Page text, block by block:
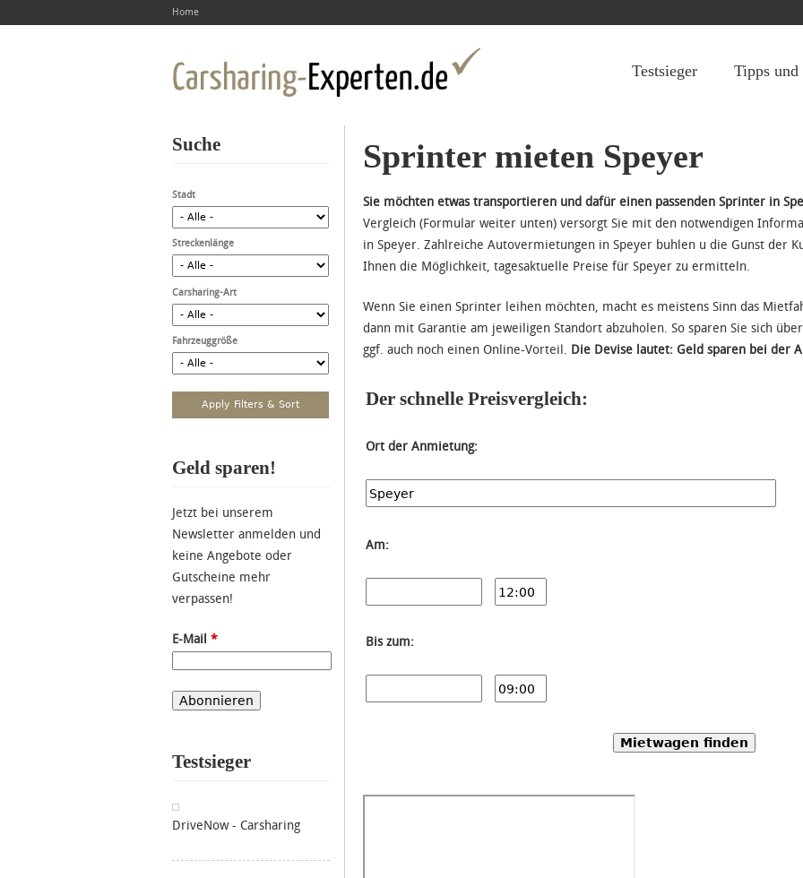
Home
Testsieger Tipps
Sprinter mieten Speyer
Sie möchten etwas transportieren und dafür einen passenden Sprinter in
Vergleich (Formular weiter unten) versorgt Sie mit den notwendigen
in Speyer. Zahlreiche Autovermietungen in Speyer buhlen u die Gunst der
Ihnen die Möglichkeit, tagesaktuelle Preise für Speyer zu ermitteln.
Wenn Sie einen Sprinter leihen möchten, macht es meistens Sinn das
dann mit Garantie am jeweiligen Standort abzuholen. So sparen Sie sich
ggf. auch noch einen Online-Vorteil. Die Devise lautet: Geld sparen bei der
Der schnelle Preisvergleich:
Ort der Anmietung:
Am:
Bis zum:
Mietwagen finden
Suche
Stadt
Streckenlänge
Carsharing-Art
Fahrzeuggröße
Geld sparen!
Jetzt bei unserem
Newsletter anmelden und
keine Angebote oder
Gutscheine mehr
verpassen!
E-Mail *
Testsieger
DriveNow - Carsharing